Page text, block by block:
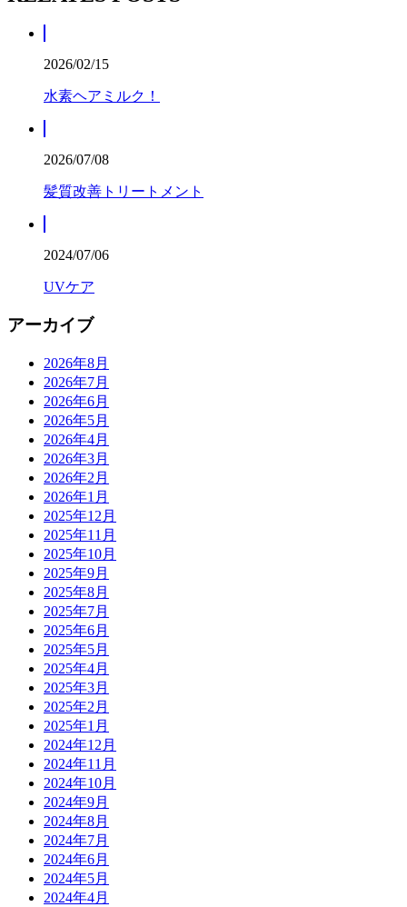
2026/02/15
水素ヘアミルク！
2026/07/08
髪質改善トリートメント
2024/07/06
UVケア
アーカイブ
2026年8月
2026年7月
2026年6月
2026年5月
2026年4月
2026年3月
2026年2月
2026年1月
2025年12月
2025年11月
2025年10月
2025年9月
2025年8月
2025年7月
2025年6月
2025年5月
2025年4月
2025年3月
2025年2月
2025年1月
2024年12月
2024年11月
2024年10月
2024年9月
2024年8月
2024年7月
2024年6月
2024年5月
2024年4月